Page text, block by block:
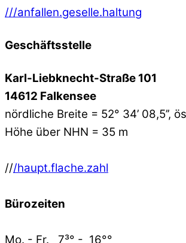
///anfallen.geselle.haltung
Geschäftsstelle
Karl-Liebknecht-Straße 101
14612 Falkensee
nördliche Breite = 52° 34’ 08,5’’,
Höhe über NHN = 35 m
///haupt.flache.zahl
Bürozeiten
Mo. - Fr. 7³° - 16°°